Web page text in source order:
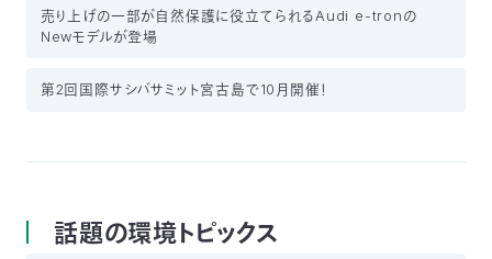
売り上げの一部が自然保護に役立てられるAudi e-tronの
Newモデルが登場
第2回国際サシバサミット宮古島で10月開催！
話題の環境トピックス